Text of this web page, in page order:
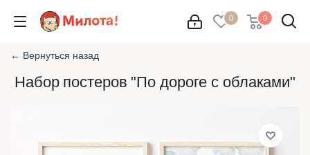
0 0
← Вернуться назад
Набор постеров "По дороге с облаками"